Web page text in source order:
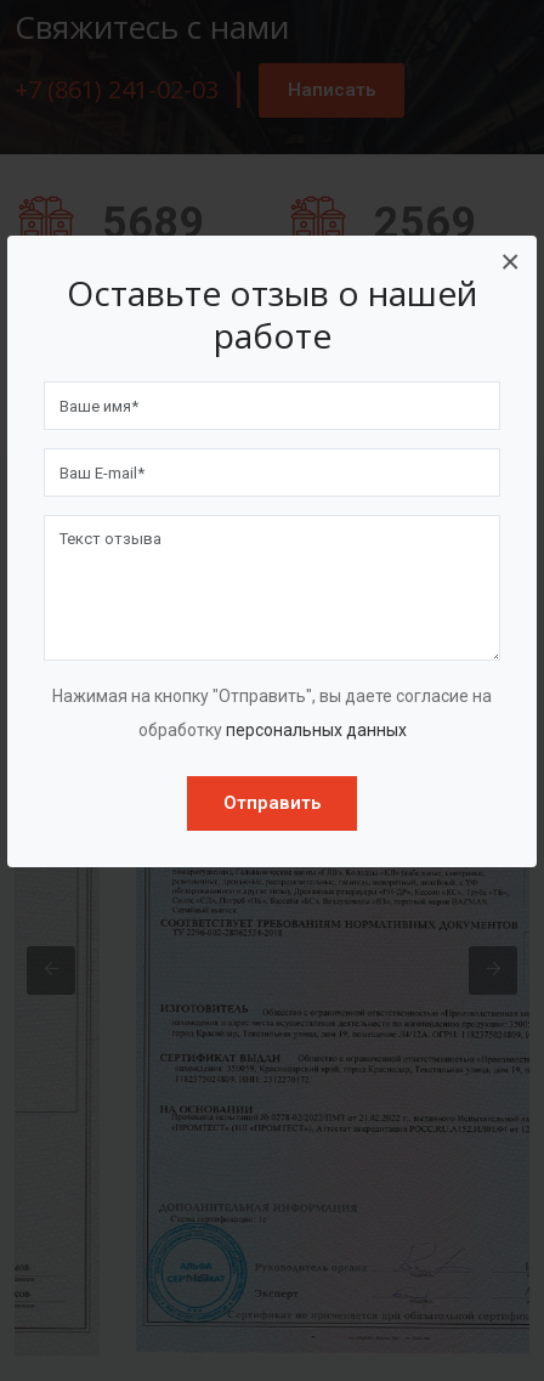
Оставьте отзыв о нашей
работе
Нажимая на кнопку "Отправить", вы даете согласие на
обработкуперсональных данных
Отправить
×
Свяжитесь с нами
+7 (861) 241-02-03 Написать
5689 2569
Счастливых клиентов
Сертификаты